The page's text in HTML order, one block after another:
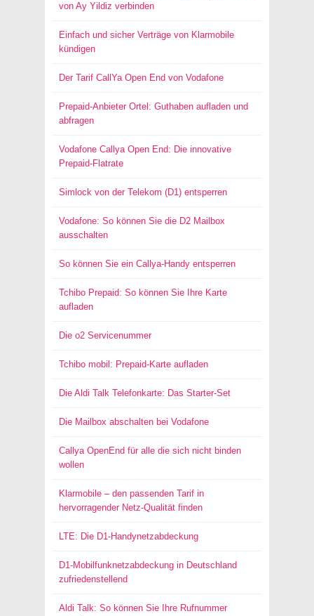
von Ay Yildiz verbinden
Einfach und sicher Verträge von Klarmobile
kündigen
Der Tarif CallYa Open End von Vodafone
Prepaid-Anbieter Ortel: Guthaben aufladen und
abfragen
Vodafone Callya Open End: Die innovative
Prepaid-Flatrate
Simlock von der Telekom (D1) entsperren
Vodafone: So können Sie die D2 Mailbox
ausschalten
So können Sie ein Callya-Handy entsperren
Tchibo Prepaid: So können Sie Ihre Karte
aufladen
Die o2 Servicenummer
Tchibo mobil: Prepaid-Karte aufladen
Die Aldi Talk Telefonkarte: Das Starter-Set
Die Mailbox abschalten bei Vodafone
Callya OpenEnd für alle die sich nicht binden
wollen
Klarmobile – den passenden Tarif in
hervorragender Netz-Qualität finden
LTE: Die D1-Handynetzabdeckung
D1-Mobilfunknetzabdeckung in Deutschland
zufriedenstellend
Aldi Talk: So können Sie Ihre Rufnummer